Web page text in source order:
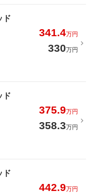
ド
341.4万円
330万円
ド
375.9万円
358.3万円
ド
442.9万円